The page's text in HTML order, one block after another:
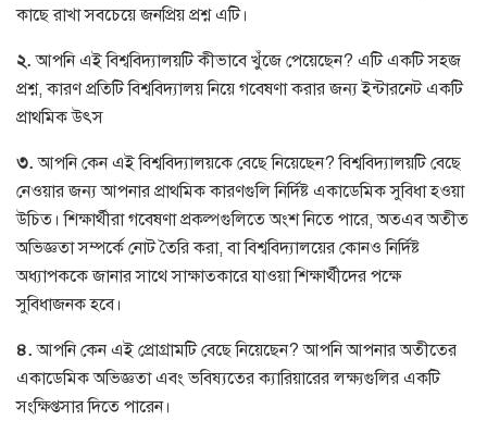
কাছে রাখা সবচেয়ে জনপ্রিয় প্রশ্ন এটি।
২.আপনি এই বিশ্ববিদ্যালয়টি কীভাবে খুঁজে পেয়েছেন? এটি একটি সহজ
প্রশ্ন,কারণ প্রতিটি বিশ্ববিদ্যালয় নিয়ে গবেষণা করার জন্য ইন্টারনেট একটি
প্রাথমিক উৎস
৩.আপনি কেন এই বিশ্ববিদ্যালয়কে বেছে নিয়েছেন?বিশ্ববিদ্যালয়টি বেছে
নেওয়ার জন্য আপনার প্রাথমিক কারণগুলি নির্দিষ্ট একাডেমিক সুবিধা হওয়া
উচিত। শিক্ষার্থীরা গবেষণা প্রকল্পগুলিতে অংশ নিতে পারে,অতএব অতীত
অভিজ্ঞতা সম্পর্কে নোট তৈরি করা,বা বিশ্ববিদ্যালয়ের কোনও নির্দিষ্ট
অধ্যাপককে জানার সাথে সাক্ষাত্কারে যাওয়া শিক্ষার্থীদের পক্ষে
সুবিধাজনক হবে।
৪.আপনি কেন এই প্রোগ্রামটি বেছে নিয়েছেন?আপনি আপনার অতীতের
একাডেমিক অভিজ্ঞতা এবং ভবিষ্যতের ক্যারিয়ারের লক্ষ্যগুলির একটি
সংক্ষিপ্তসার দিতে পারেন।